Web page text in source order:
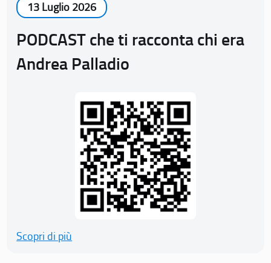
13 Luglio 2026
PODCAST che ti racconta chi era
Andrea Palladio
Scopri di più